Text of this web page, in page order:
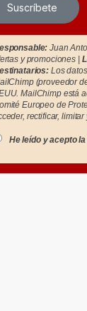
Suscríbete
Juan
y promociones |
Los
(proveedor
MailChimp está
Europeo de
rectificar,
He leído y acepto la